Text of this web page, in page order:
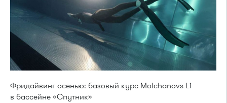
Фридайвинг осенью: базовый курс Molchanovs L1
в бассейне «Спутник»